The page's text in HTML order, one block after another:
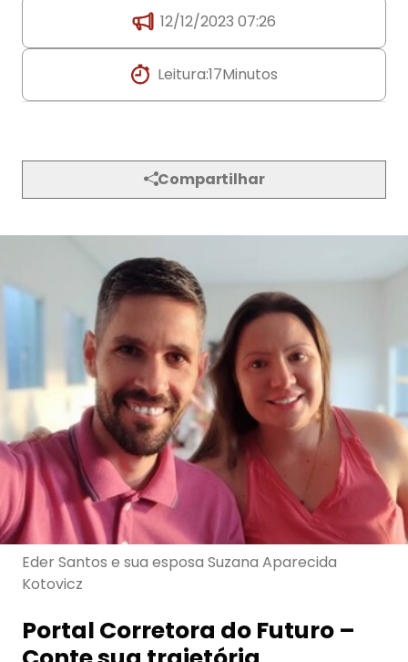
12/12/2023 07:26
Leitura:17Minutos
Compartilhar
Eder Santos e sua esposa Suzana Aparecida
Kotovicz
Portal Corretora do Futuro –